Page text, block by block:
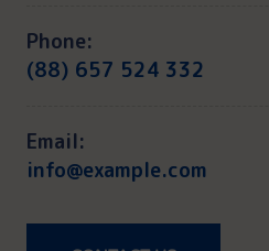
Phone:
(88) 657 524 332
Email:
info@example.com